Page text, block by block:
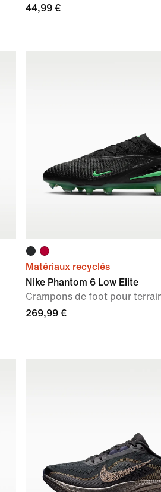
44,99 €
Matériaux recyclés
Nike Phantom 6 Low Elite
Crampons de foot pour
269,99 €